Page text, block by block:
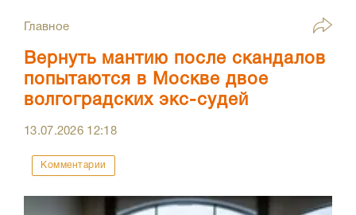
Главное
Вернуть мантию после скандалов
попытаются в Москве двое
волгоградских экс-судей
13.07.2026 12:18
Комментарии